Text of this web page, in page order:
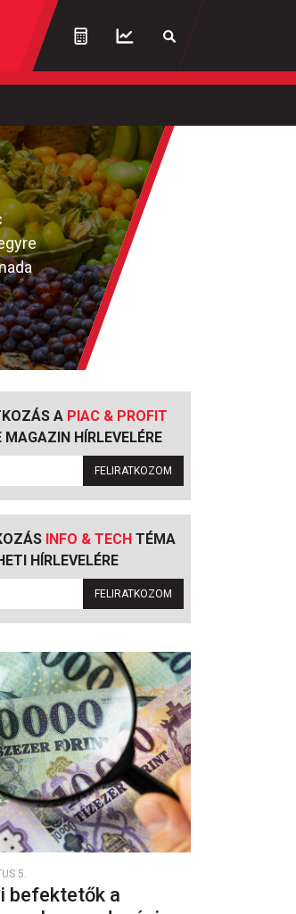
A PIAC & PROFIT
MAGAZIN HÍRLEVELÉRE
FELIRATKOZOM
INFO & TECH TÉMA
HÍRLEVELÉRE
FELIRATKOZOM
5.
befektetők a